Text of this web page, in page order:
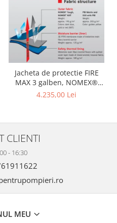
Jacheta de protectie FIRE
MAX 3 galben, NOMEX®
Tought
4.235,00 Lei
CLIENTI
- 16:30
MEU